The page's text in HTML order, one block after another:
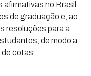
afirmativas no Brasil
de graduação e, ao
resoluções para a
de modo a
cotas”.